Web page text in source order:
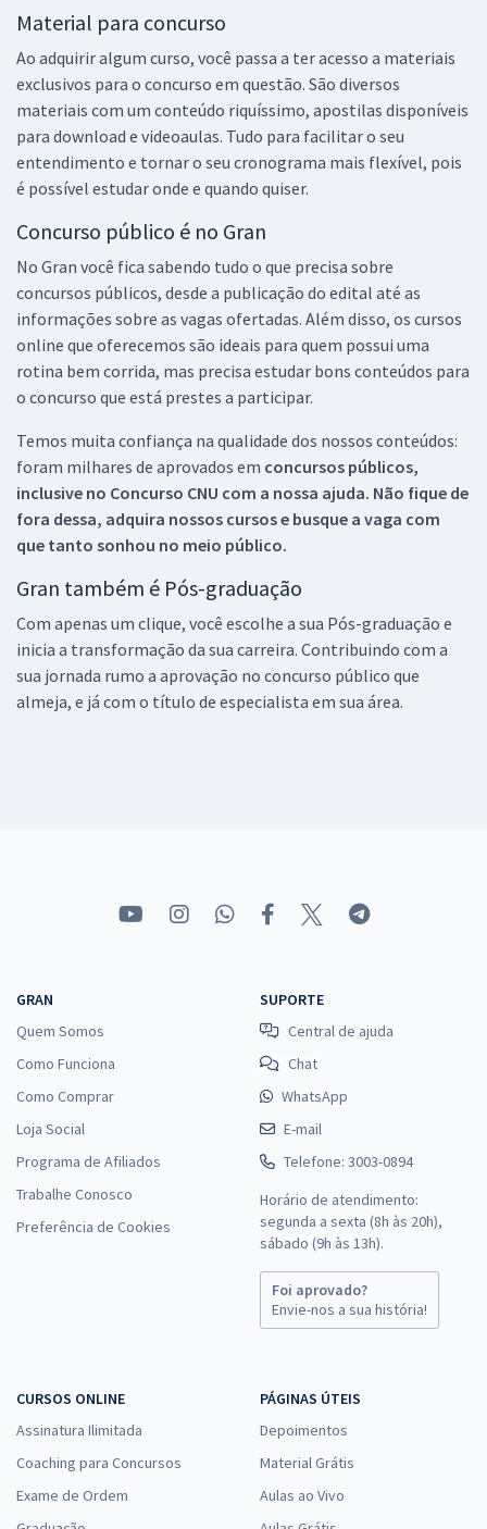
Material para concurso
Ao adquirir algum curso, você passa a ter acesso a materiais
exclusivos para o concurso em questão. São diversos
materiais com um conteúdo riquíssimo, apostilas disponíveis
para download e videoaulas. Tudo para facilitar o seu
entendimento e tornar o seu cronograma mais flexível, pois
é possível estudar onde e quando quiser.
Concurso público é no Gran
No Gran você fica sabendo tudo o que precisa sobre
concursos públicos, desde a publicação do edital até as
informações sobre as vagas ofertadas. Além disso, os cursos
online que oferecemos são ideais para quem possui uma
rotina bem corrida, mas precisa estudar bons conteúdos para
o concurso que está prestes a participar.
Temos muita confiança na qualidade dos nossos conteúdos:
foram milhares de aprovados em concursos públicos,
inclusive no Concurso CNU com a nossa ajuda. Não fique de
fora dessa, adquira nossos cursos e busque a vaga com
que tanto sonhou no meio público.
Gran também é Pós-graduação
Com apenas um clique, você escolhe a sua Pós-graduação e
inicia a transformação da sua carreira. Contribuindo com a
sua jornada rumo a aprovação no concurso público que
almeja, e já com o título de especialista em sua área.
GRAN
Quem Somos
Como Funciona
Como Comprar
Loja Social
Programa de Afiliados
Trabalhe Conosco
Preferência de Cookies
SUPORTE
Central de ajuda
Chat
WhatsApp
E-mail
Telefone: 3003-0894
Horário de atendimento:
segunda a sexta (8h às 20h),
sábado (9h às 13h).
Foi aprovado?
Envie-nos a sua história!
CURSOS ONLINE
Assinatura Ilimitada
Coaching para Concursos
Exame de Ordem
PÁGINAS ÚTEIS
Depoimentos
Material Grátis
Aulas ao Vivo